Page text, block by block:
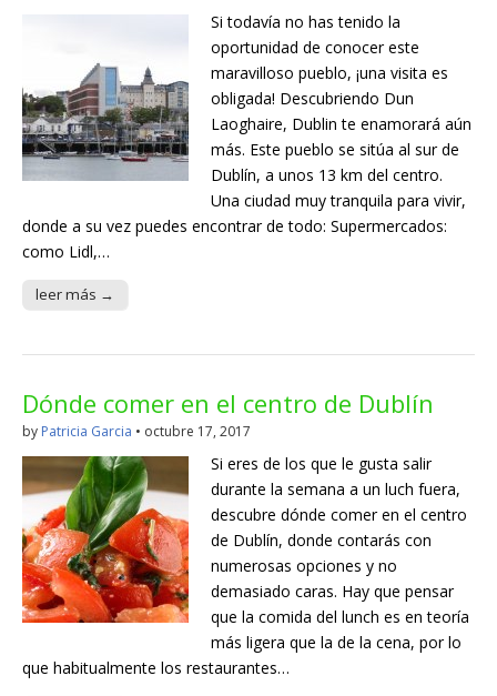
Si todavía no has tenido la
oportunidad de conocer este
maravilloso pueblo, ¡una visita es
obligada! Descubriendo Dun
Laoghaire, Dublin te enamorará aún
más. Este pueblo se sitúa al sur de
Dublín, a unos 13 km del centro.
Una ciudad muy tranquila para vivir,
donde a su vez puedes encontrar de todo: Supermercados:
como Lidl,…
leer más →
Dónde comer en el centro de Dublín
by Patricia Garcia • octubre 17, 2017
Si eres de los que le gusta salir
durante la semana a un luch fuera,
descubre dónde comer en el centro
de Dublín, donde contarás con
numerosas opciones y no
demasiado caras. Hay que pensar
que la comida del lunch es en teoría
más ligera que la de la cena, por lo
que habitualmente los restaurantes…